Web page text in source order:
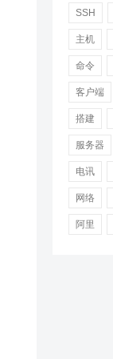
SSH
主机
命令
客户端
搭建
服务器
电讯
网络
阿里